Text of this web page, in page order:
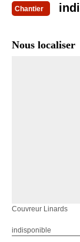
Chantier
Nous localiser
Couvreur Linards
indisponible